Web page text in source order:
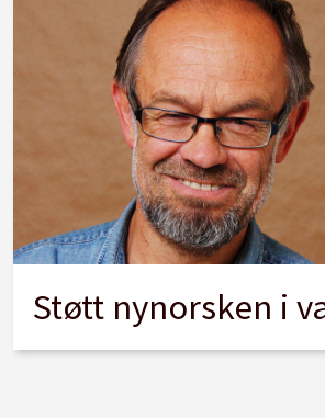
Støtt nynorsken i